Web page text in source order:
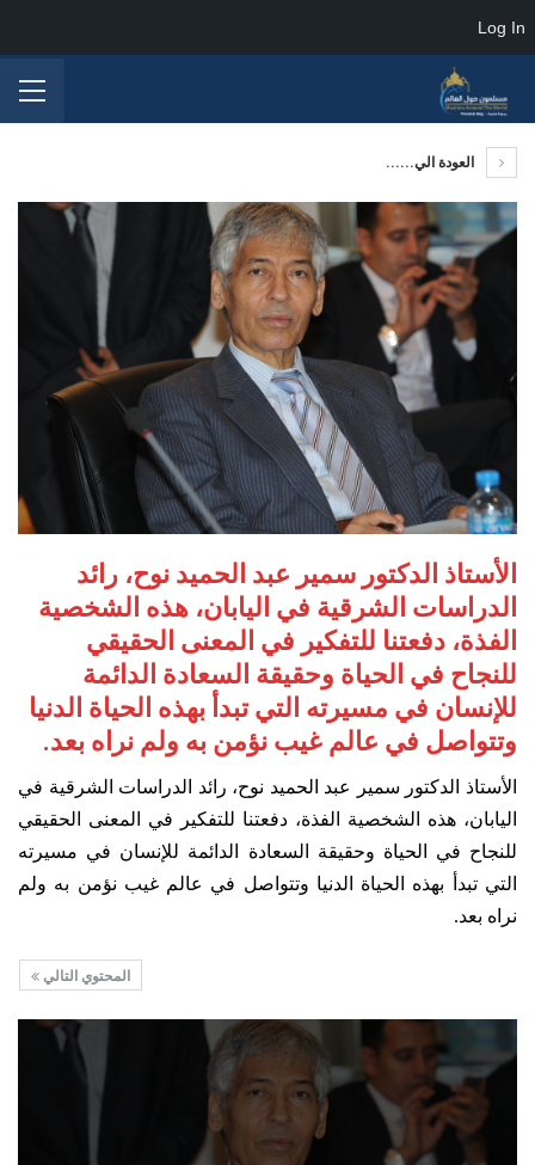
العودة الي......
الأستاذ الدكتور سمير عبد الحميد نوح، رائد
الدراسات الشرقية في اليابان، هذه الشخصية
الفذة، دفعتنا للتفكير في المعنى الحقيقي
للنجاح في الحياة وحقيقة السعادة الدائمة
للإنسان في مسيرته التي تبدأ بهذه الحياة الدنيا
وتتواصل في عالم غيب نؤمن به ولم نراه بعد.
الأستاذ الدكتور سمير عبد الحميد نوح، رائد الدراسات الشرقية في
اليابان، هذه الشخصية الفذة، دفعتنا للتفكير في المعنى الحقيقي
للنجاح في الحياة وحقيقة السعادة الدائمة للإنسان في مسيرته
التي تبدأ بهذه الحياة الدنيا وتتواصل في عالم غيب نؤمن به ولم
نراه بعد.
المحتوي التالي
Log In